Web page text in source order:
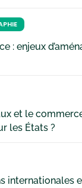
: enjeux
et le
les États ?
internationales